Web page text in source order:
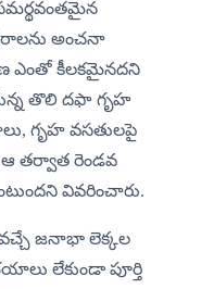
అంచనా
ఎంతో కీలకమైనదని
తొలి దఫా గృహ
గృహ వసతులపై
ఆ తర్వాత రెండవ
వివరించారు.
వచ్చే జనాభా లెక్కల
లేకుండా పూర్తి